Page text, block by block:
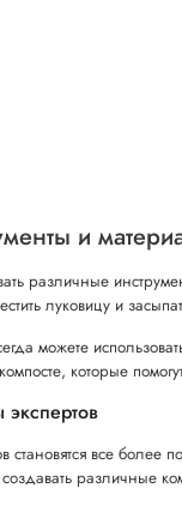
и
различные
луковицу и
можете
которые
все более
различные